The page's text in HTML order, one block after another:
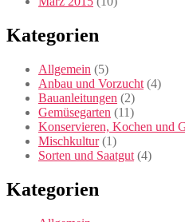
Kategorien
Allgemein (5)
Anbau und Vorzucht (4)
Bauanleitungen (2)
Gemüsegarten (11)
Konservieren, Kochen und
Mischkultur(1)
Sorten und Saatgut (4)
Kategorien